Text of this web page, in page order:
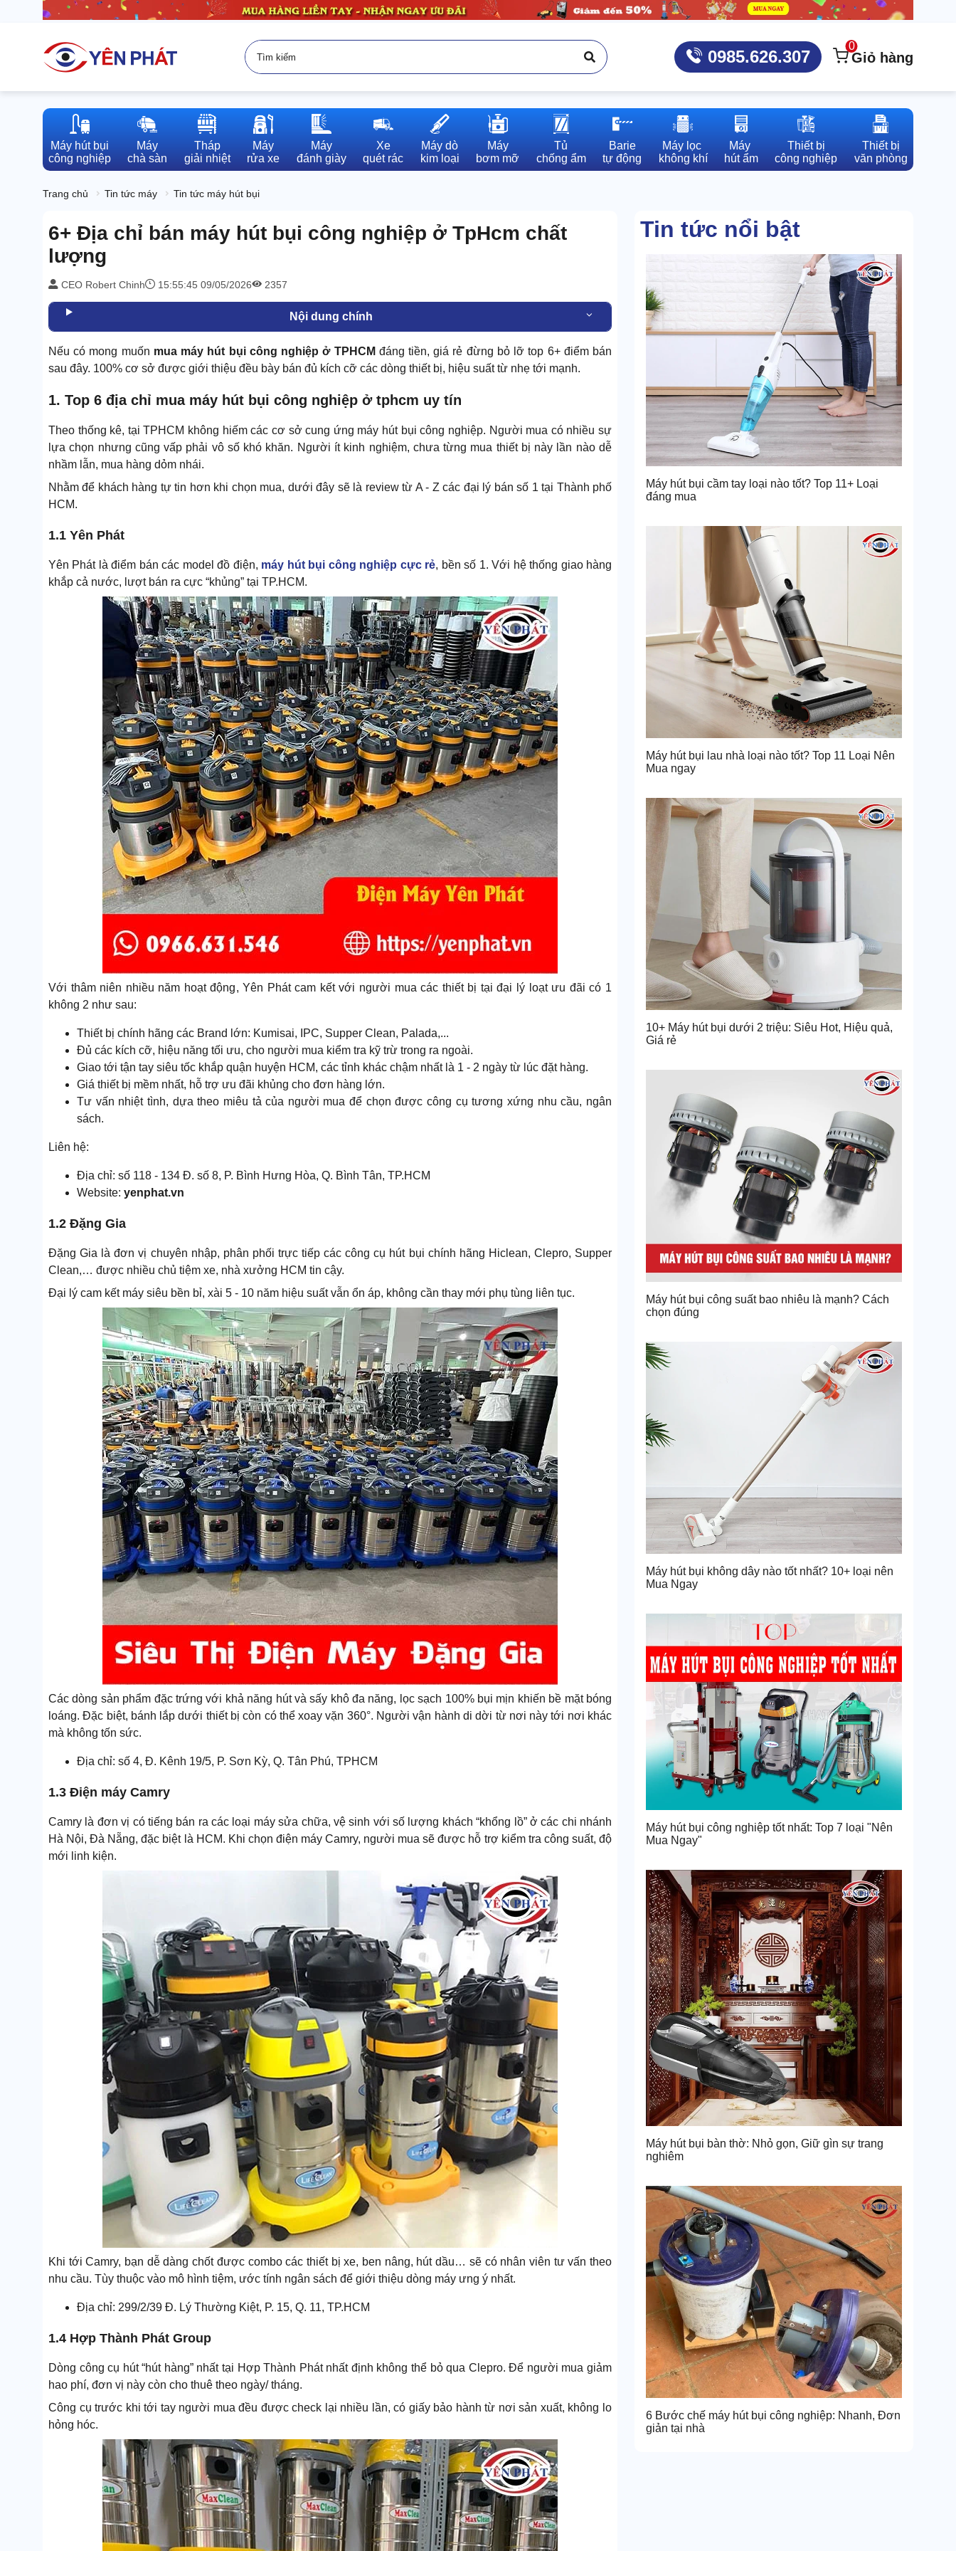
0985.626.307
0
Giỏ hàng
Máy hút bụi
công nghiệp
Máy
chà sàn
Tháp
giải nhiệt
Máy
rửa xe
Máy
đánh giày
Xe
quét rác
Máy dò
kim loại
Máy
bơm mỡ
Tủ
chống ẩm
Barie
tự động
Máy lọc
không khí
Máy
hút ẩm
Thiết bị
công nghiệp
Thiết bị
văn phòng
Trang chủ Tin tức máy Tin tức máy hút bụi
6+ Địa chỉ bán máy hút bụi công nghiệp ở TpHcm chất
lượng
CEO Robert Chinh 15:55:45 09/05/2026 2357
Nội dung chính
Nếu có mong muốn mua máy hút bụi công nghiệp ở TPHCM đáng tiền, giá rẻ đừng bỏ lỡ top 6+ điểm bán
sau đây. 100% cơ sở được giới thiệu đều bày bán đủ kích cỡ các dòng thiết bị, hiệu suất từ nhẹ tới mạnh.
1. Top 6 địa chỉ mua máy hút bụi công nghiệp ở tphcm uy tín
Theo thống kê, tại TPHCM không hiếm các cơ sở cung ứng máy hút bụi công nghiệp. Người mua có nhiều sự
lựa chọn nhưng cũng vấp phải vô số khó khăn. Người ít kinh nghiệm, chưa từng mua thiết bị này lần nào dễ
nhầm lẫn, mua hàng dỏm nhái.
Nhằm để khách hàng tự tin hơn khi chọn mua, dưới đây sẽ là review từ A - Z các đại lý bán số 1 tại Thành phố
HCM.
1.1 Yên Phát
Yên Phát là điểm bán các model đồ điện, máy hút bụi công nghiệp cực rẻ, bền số 1. Với hệ thống giao hàng
khắp cả nước, lượt bán ra cực “khủng” tại TP.HCM.
Với thâm niên nhiều năm hoạt động, Yên Phát cam kết với người mua các thiết bị tại đại lý loạt ưu đãi có 1
không 2 như sau:
Thiết bị chính hãng các Brand lớn: Kumisai, IPC, Supper Clean, Palada,...
Đủ các kích cỡ, hiệu năng tối ưu, cho người mua kiểm tra kỹ trừ trong ra ngoài.
Giao tới tận tay siêu tốc khắp quận huyện HCM, các tỉnh khác chậm nhất là 1 - 2 ngày từ lúc đặt hàng.
Giá thiết bị mềm nhất, hỗ trợ ưu đãi khủng cho đơn hàng lớn.
Tư vấn nhiệt tình, dựa theo miêu tả của người mua để chọn được công cụ tương xứng nhu cầu, ngân
sách.
Liên hệ:
Địa chỉ: số 118 - 134 Đ. số 8, P. Bình Hưng Hòa, Q. Bình Tân, TP.HCM
Website: yenphat.vn
1.2 Đặng Gia
Đặng Gia là đơn vị chuyên nhập, phân phối trực tiếp các công cụ hút bụi chính hãng Hiclean, Clepro, Supper
Clean,… được nhiều chủ tiệm xe, nhà xưởng HCM tin cậy.
Đại lý cam kết máy siêu bền bỉ, xài 5 - 10 năm hiệu suất vẫn ổn áp, không cần thay mới phụ tùng liên tục.
Các dòng sản phẩm đặc trứng với khả năng hút và sấy khô đa năng, lọc sạch 100% bụi mịn khiến bề mặt bóng
loáng. Đặc biệt, bánh lắp dưới thiết bị còn có thể xoay vặn 360°. Người vận hành di dời từ nơi này tới nơi khác
mà không tốn sức.
Địa chỉ: số 4, Đ. Kênh 19/5, P. Sơn Kỳ, Q. Tân Phú, TPHCM
1.3 Điện máy Camry
Camry là đơn vị có tiếng bán ra các loại máy sửa chữa, vệ sinh với số lượng khách “khổng lồ” ở các chi nhánh
Hà Nội, Đà Nẵng, đặc biệt là HCM. Khi chọn điện máy Camry, người mua sẽ được hỗ trợ kiểm tra công suất, độ
mới linh kiện.
Khi tới Camry, bạn dễ dàng chốt được combo các thiết bị xe, ben nâng, hút dầu… sẽ có nhân viên tư vấn theo
nhu cầu. Tùy thuộc vào mô hình tiệm, ước tính ngân sách để giới thiệu dòng máy ưng ý nhất.
Địa chỉ: 299/2/39 Đ. Lý Thường Kiệt, P. 15, Q. 11, TP.HCM
1.4 Hợp Thành Phát Group
Dòng công cụ hút “hút hàng” nhất tại Hợp Thành Phát nhất định không thể bỏ qua Clepro. Để người mua giảm
hao phí, đơn vị này còn cho thuê theo ngày/ tháng.
Công cụ trước khi tới tay người mua đều được check lại nhiều lần, có giấy bảo hành từ nơi sản xuất, không lo
hỏng hóc.
Tin tức nổi bật
Máy hút bụi cầm tay loại nào tốt? Top 11+ Loại
đáng mua
Máy hút bụi lau nhà loại nào tốt? Top 11 Loại Nên
Mua ngay
10+ Máy hút bụi dưới 2 triệu: Siêu Hot, Hiệu quả,
Giá rẻ
Máy hút bụi công suất bao nhiêu là mạnh? Cách
chọn đúng
Máy hút bụi không dây nào tốt nhất? 10+ loại nên
Mua Ngay
Máy hút bụi công nghiệp tốt nhất: Top 7 loại "Nên
Mua Ngay"
Máy hút bụi bàn thờ: Nhỏ gọn, Giữ gìn sự trang
nghiêm
6 Bước chế máy hút bụi công nghiệp: Nhanh, Đơn
giản tại nhà